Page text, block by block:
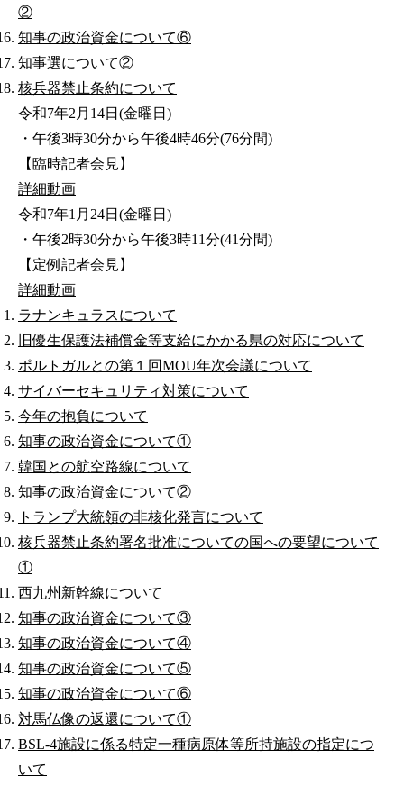
②
知事の政治資金について⑥
知事選について②
核兵器禁止条約について
令和7年2月14日(金曜日)
・午後3時30分から午後4時46分(76分間)
【臨時記者会見】
詳細動画
令和7年1月24日(金曜日)
・午後2時30分から午後3時11分(41分間)
【定例記者会見】
詳細動画
ラナンキュラスについて
旧優生保護法補償金等支給にかかる県の対応について
ポルトガルとの第１回MOU年次会議について
サイバーセキュリティ対策について
今年の抱負について
知事の政治資金について①
韓国との航空路線について
知事の政治資金について②
トランプ大統領の非核化発言について
核兵器禁止条約署名批准についての国への要望について
①
西九州新幹線について
知事の政治資金について③
知事の政治資金について④
知事の政治資金について⑤
知事の政治資金について⑥
対馬仏像の返還について①
BSL-4施設に係る特定一種病原体等所持施設の指定につ
いて